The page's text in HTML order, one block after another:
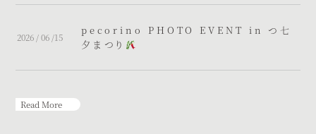
2026 / 06 /15
pecorino PHOTO EVENT in つ七
夕まつり
Read More